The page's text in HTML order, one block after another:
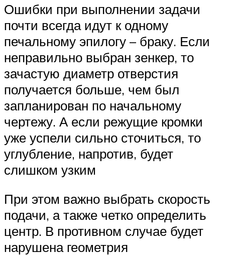
Ошибки при выполнении задачи
почти всегда идут к одному
печальному эпилогу – браку. Если
неправильно выбран зенкер, то
зачастую диаметр отверстия
получается больше, чем был
запланирован по начальному
чертежу. А если режущие кромки
уже успели сильно сточиться, то
углубление, напротив, будет
слишком узким
При этом важно выбрать скорость
подачи, а также четко определить
центр. В противном случае будет
нарушена геометрия